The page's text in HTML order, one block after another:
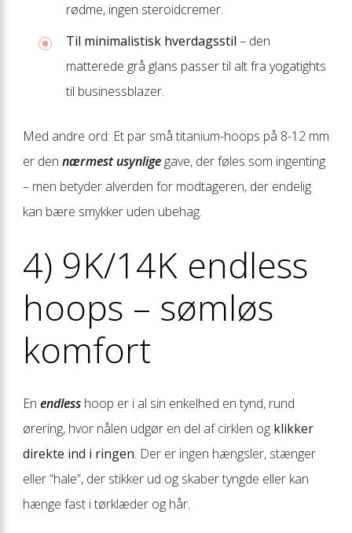
rødme, ingen steroidcremer.
Til minimalistisk hverdagsstil – den
matterede grå glans passer til alt fra yogatights
til businessblazer.
Med andre ord: Et par små titanium-hoops på 8-12 mm
er den nærmest usynlige gave, der føles som ingenting
– men betyder alverden for modtageren, der endelig
kan bære smykker uden ubehag.
4) 9K/14K endless
hoops – sømløs
komfort
En endless hoop er i al sin enkelhed en tynd, rund
ørering, hvor nålen udgør en del af cirklen og klikker
direkte ind i ringen. Der er ingen hængsler, stænger
eller “hale”, der stikker ud og skaber tyngde eller kan
hænge fast i tørklæder og hår.